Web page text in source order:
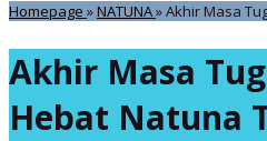
Homepage »NATUNA»Akhir Masa
Akhir Masa
Hebat Natuna